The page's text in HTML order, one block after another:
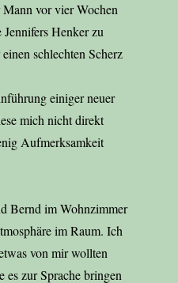
vor vier Wochen
Henker zu
schlechten Scherz
einiger neuer
mich nicht direkt
Aufmerksamkeit
Bernd im Wohnzimmer
im Raum. Ich
von mir wollten
es zur Sprache bringen